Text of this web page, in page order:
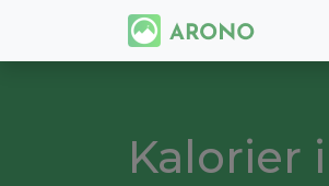
Kalorier